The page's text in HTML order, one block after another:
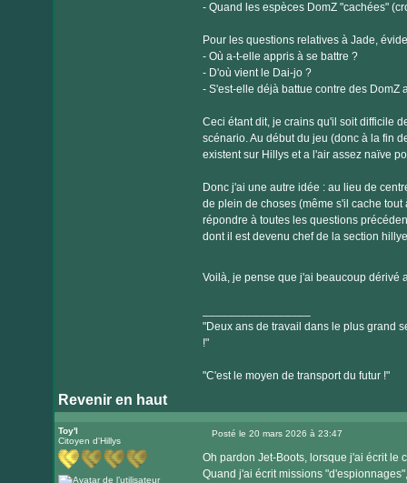
- Quand les espèces DomZ "cachées"
Pour les questions relatives à Jade,
- Où a-t-elle appris à se battre ?
- D'où vient le Dai-jo ?
- S'est-elle déjà battue contre des DomZ
Ceci étant dit, je crains qu'il soit difficile
scénario. Au début du jeu (donc à la fin
existent sur Hillys et a l'air assez naïve
Donc j'ai une autre idée : au lieu de
de plein de choses (même s'il cache
répondre à toutes les questions
dont il est devenu chef de la section
Voilà, je pense que j'ai beaucoup dérivé
"Deux ans de travail dans le plus grand
!"
"C'est le moyen de transport du futur !"
Revenir en haut
Toy'l
Citoyen d'Hillys
Posté le 20 mars 2026 à 23:47
Oh pardon Jet-Boots, lorsque j'ai écrit le
Quand j'ai écrit missions